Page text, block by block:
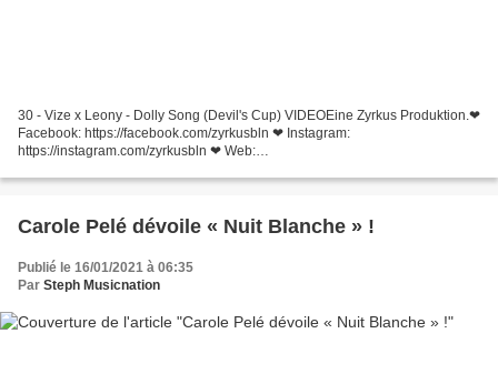
30 - Vize x Leony - Dolly Song (Devil's Cup) VIDEOEine Zyrkus Produktion.❤
Facebook: https://facebook.com/zyrkusbln ❤ Instagram:
https://instagram.com/zyrkusbln ❤ Web:
Jennifer...
Carole Pelé dévoile « Nuit Blanche » !
Publié le 16/01/2021 à 06:35
Par Steph Musicnation